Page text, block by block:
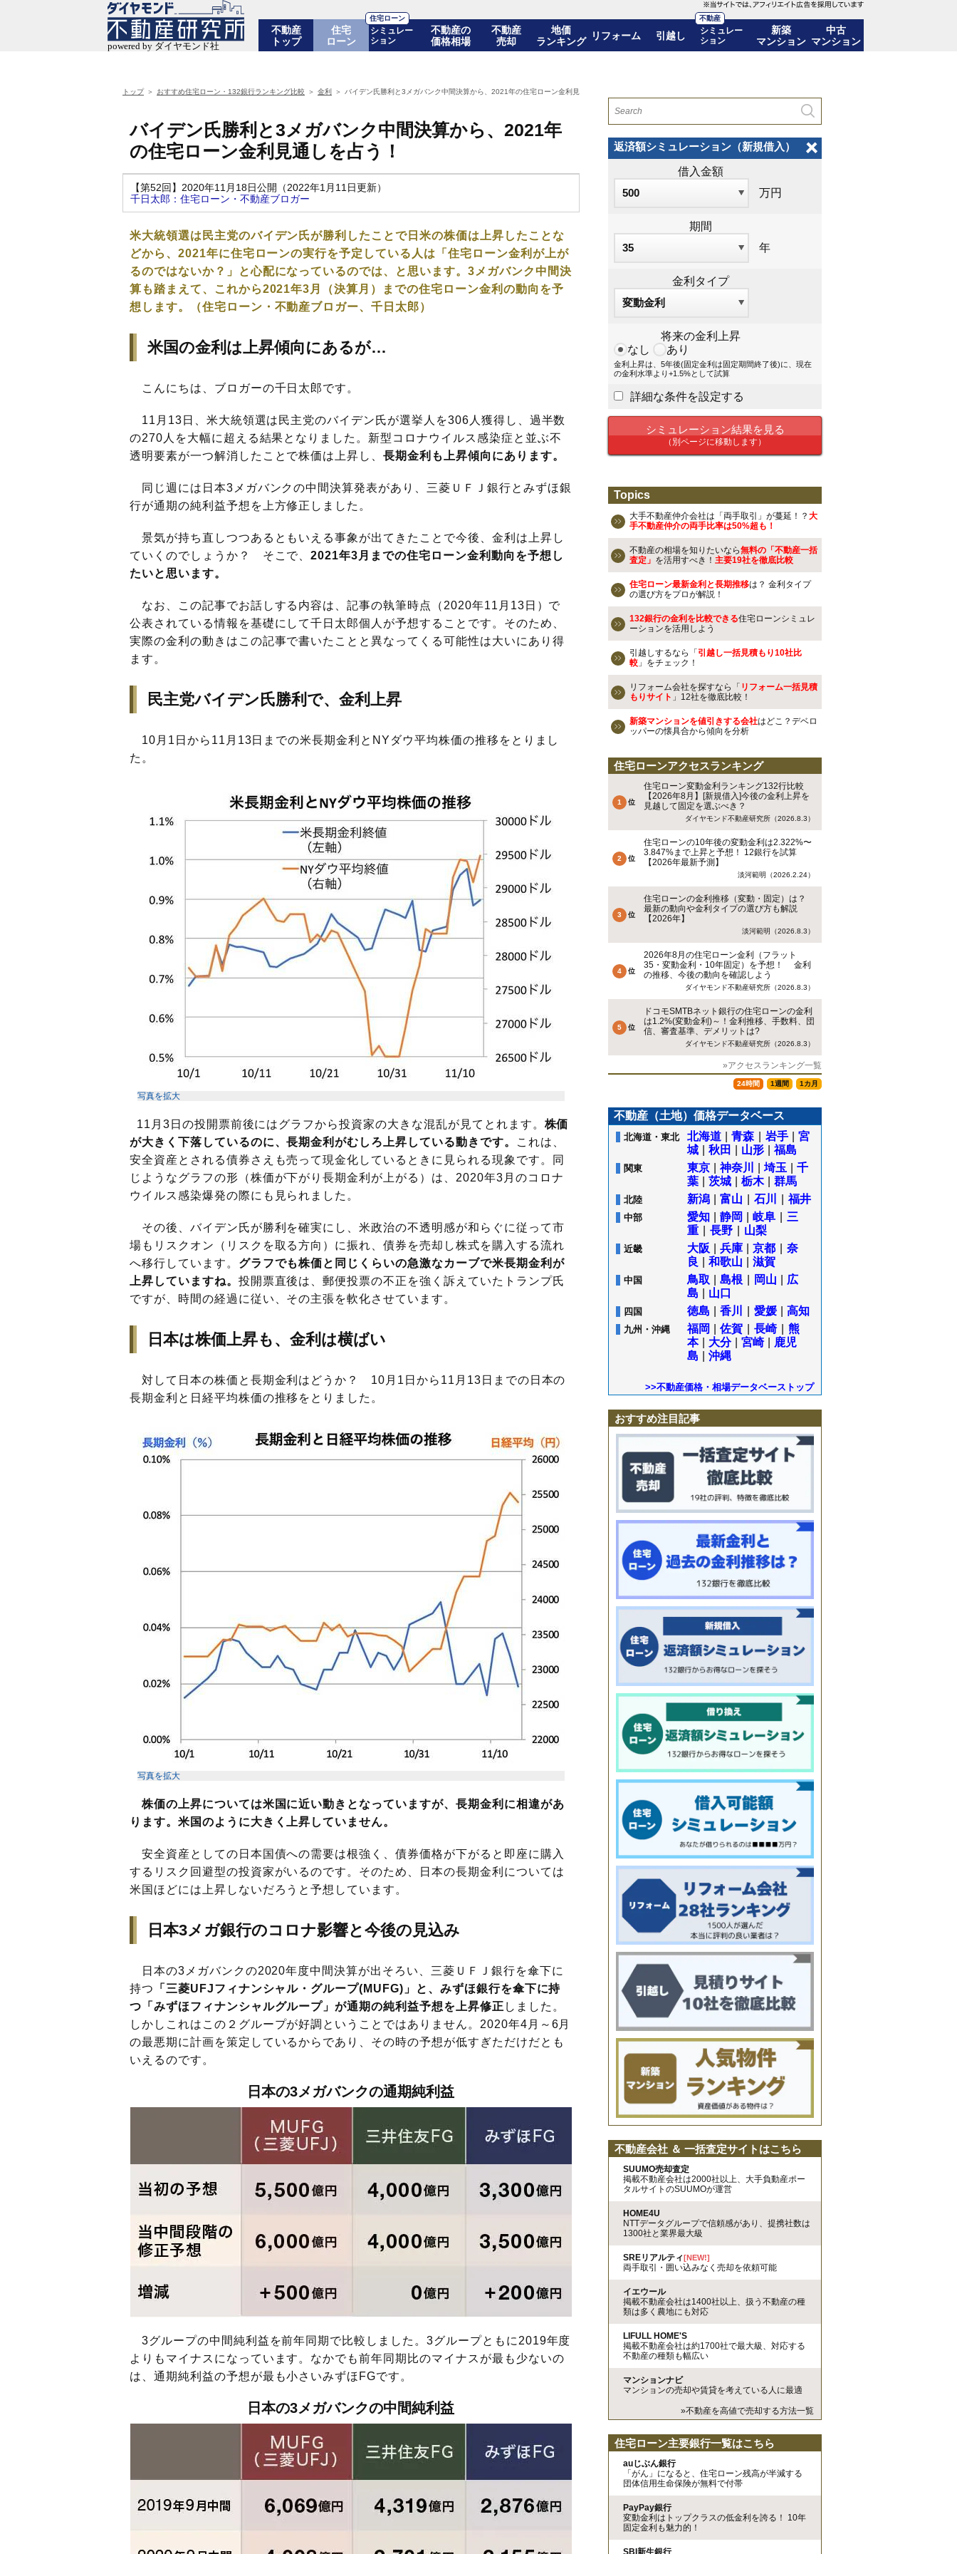
不動産
トップ
住宅
ローン
住宅ローン
シミュレー
ション
不動産の
価格相場
不動産
売却
地価
ランキング
リフォーム 引越し
不動産
シミュレー
ション
新築
マンション
中古
マンション
トップ おすすめ住宅ローン・132銀行ランキング比較 金利 バイデン氏勝利と3メガバンク中間決算から、2021年の住宅ローン金利見通しを占う！
バイデン氏勝利と3メガバンク中間決算から、2021年
の住宅ローン金利見通しを占う！
【第52回】2020年11月18日公開（2022年1月11日更新）
千日太郎：住宅ローン・不動産ブロガー
米大統領選は民主党のバイデン氏が勝利したことで日米の株価は上昇したことな
どから、2021年に住宅ローンの実行を予定している人は「住宅ローン金利が上が
るのではないか？」と心配になっているのでは、と思います。3メガバンク中間決
算も踏まえて、これから2021年3月（決算月）までの住宅ローン金利の動向を予
想します。（住宅ローン・不動産ブロガー、千日太郎）
米国の金利は上昇傾向にあるが…
こんにちは、ブロガーの千日太郎です。
11月13日、米大統領選は民主党のバイデン氏が選挙人を306人獲得し、過半数
の270人を大幅に超える結果となりました。新型コロナウイルス感染症と並ぶ不
透明要素が一つ解消したことで株価は上昇し、長期金利も上昇傾向にあります。
同じ週には日本3メガバンクの中間決算発表があり、三菱ＵＦＪ銀行とみずほ銀
行が通期の純利益予想を上方修正しました。
景気が持ち直しつつあるともいえる事象が出てきたことで今後、金利は上昇し
ていくのでしょうか？ そこで、2021年3月までの住宅ローン金利動向を予想し
たいと思います。
なお、この記事でお話しする内容は、記事の執筆時点（2020年11月13日）で
公表されている情報を基礎にして千日太郎個人が予想することです。そのため、
実際の金利の動きはこの記事で書いたことと異なってくる可能性は大いにあり得
ます。
民主党バイデン氏勝利で、金利上昇
10月1日から11月13日までの米長期金利とNYダウ平均株価の推移をとりまし
た。
写真を拡大
11月3日の投開票前後にはグラフから投資家の大きな混乱が見てとれます。 株価
が大きく下落しているのに、長期金利がむしろ上昇している動きです。
これは、
安全資産とされる債券さえも売って現金化しているときに見られる現象です。同
じようなグラフの形（株価が下がり長期金利が上がる）は、2020年3月のコロナ
ウイルス感染爆発の際にも見られました。
その後、バイデン氏が勝利を確実にし、米政治の不透明感が和らぐに従って市
場もリスクオン（リスクを取る方向）に振れ、債券を売却し株式を購入する流れ
へ移行しています。 グラフでも株価と同じくらいの急激なカーブで米長期金利が
上昇していますね。 投開票直後は、郵便投票の不正を強く訴えていたトランプ氏
ですが、時間の経過に従い、その主張を軟化させています。
日本は株価上昇も、金利は横ばい
対して日本の株価と長期金利はどうか？ 10月1日から11月13日までの日本の
長期金利と日経平均株価の推移をとりました。
写真を拡大
株価の上昇については米国に近い動きとなっていますが、長期金利に相違があ
ります。米国のように大きく上昇していません。
安全資産としての日本国債への需要は根強く、債券価格が下がると即座に購入
するリスク回避型の投資家がいるのです。そのため、日本の長期金利については
米国ほどには上昇しないだろうと予想しています。
日本3メガ銀行のコロナ影響と今後の見込み
日本の3メガバンクの2020年度中間決算が出そろい、三菱ＵＦＪ銀行を傘下に
持つ
「三菱UFJフィナンシャル・グループ(MUFG)」と、みずほ銀行を傘下に持
つ「みずほフィナンシャルグループ」が通期の純利益予想を上昇修正 しました。
しかしこれはこの２グループが好調ということではありません。2020年4月～6月
の最悪期に計画を策定しているからであり、その時の予想が低すぎただけだとも
いえるのです。
日本の3メガバンクの通期純利益
3グループの中間純利益を前年同期で比較しました。3グループともに2019年度
よりもマイナスになっています。なかでも前年同期比のマイナスが最も少ないの
は、通期純利益の予想が最も小さいみずほFGです。
日本の3メガバンクの中間純利益
返済額シミュレーション（新規借入）
借入金額
万円
期間
年
金利タイプ
将来の金利上昇
なし
あり
金利上昇は、5年後(固定金利は固定期間終了後)に、現在
の金利水準より+1.5%として試算
詳細な条件を設定する
シミュレーション結果を見る
（別ページに移動します）
Topics
大手不動産仲介会社は「両手取引」が蔓延！？ 大
手不動産仲介の両手比率は50%超も！
不動産の相場を知りたいなら無料の「不動産一括
査定」 を活用すべき！ 主要19社を徹底比較
住宅ローン最新金利と長期推移は？ 金利タイプ
の選び方をプロが解説！
132銀行の金利を比較できる住宅ローンシミュレ
ーションを活用しよう
引越しするなら「 引越し一括見積もり10社比
較 」をチェック！
リフォーム会社を探すなら「 リフォーム一括見積
もりサイト 」12社を徹底比較！
新築マンションを値引きする会社はどこ？デベロ
ッパーの懐具合から傾向を分析
住宅ローンアクセスランキング
住宅ローン変動金利ランキング132行比較
【2026年8月】[新規借入]今後の金利上昇を
見越して固定を選ぶべき？
ダイヤモンド不動産研究所（2026.8.3）
住宅ローンの10年後の変動金利は2.322%〜
3.847%まで上昇と予想！ 12銀行を試算
【2026年最新予測】
淡河範明（2026.2.24）
住宅ローンの金利推移（変動・固定）は？
最新の動向や金利タイプの選び方も解説
【2026年】
淡河範明（2026.8.3）
2026年8月の住宅ローン金利（フラット
35・変動金利・10年固定）を予想！ 金利
の推移、今後の動向を確認しよう
ダイヤモンド不動産研究所（2026.8.3）
ドコモSMTBネット銀行の住宅ローンの金利
は1.2%(変動金利)～！金利推移、手数料、団
信、審査基準、デメリットは?
ダイヤモンド不動産研究所（2026.8.3）
»アクセスランキング一覧
24時間 1週間 1カ月
不動産（土地）価格データベース
北海道・東北 北海道 青森 岩手
宮
城
秋田 山形 福島
関東 東京 神奈川 埼玉
千
葉
茨城 栃木 群馬
北陸 新潟 富山 石川 福井
中部 愛知 静岡 岐阜
三
重
長野 山梨
近畿 大阪 兵庫 京都
奈
良
和歌山 滋賀
中国 鳥取 島根 岡山
広
島
山口
四国 徳島 香川 愛媛 高知
九州・沖縄 福岡 佐賀 長崎
熊
本
大分 宮崎
鹿児
島
沖縄
>>不動産価格・相場データベーストップ
おすすめ注目記事
不動産会社 ＆ 一括査定サイトはこちら
SUUMO売却査定
掲載不動産会社は2000社以上、大手負動産ポー
タルサイトのSUUMOが運営
HOME4U
NTTデータグループで信頼感があり、提携社数は
1300社と業界最大級
SREリアルティ[NEW!]
両手取引・囲い込みなく売却を依頼可能
イエウール
掲載不動産会社は1400社以上、扱う不動産の種
類は多く農地にも対応
LIFULL HOME'S
掲載不動産会社は約1700社で最大級、対応する
不動産の種類も幅広い
マンションナビ
マンションの売却や賃貸を考えている人に最適
»不動産を高値で売却する方法一覧
住宅ローン主要銀行一覧はこちら
auじぶん銀行
「がん」になると、住宅ローン残高が半減する
団体信用生命保険が無料で付帯
PayPay銀行
変動金利はトップクラスの低金利を誇る！ 10年
固定金利も魅力的！
SBI新生銀行